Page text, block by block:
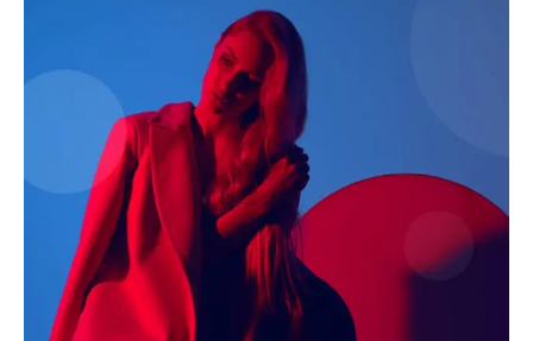
AIN NEWS 1
Contact Us
About Us
Privacy Policy
Terms of Use Agreement
Facebook
X WhatsApp
Share